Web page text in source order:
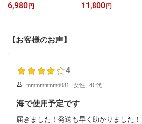
マット 8cm 自動膨張式
連結 インフレータブル
6,980 円
ン！】WAQ アウトドア
ワゴン キャリーワゴン
11,800 円
【お客様のお声】
4
mmmmmmm6081 女性 40代
海で使用予定です
届きました！発送も早く助かりました！